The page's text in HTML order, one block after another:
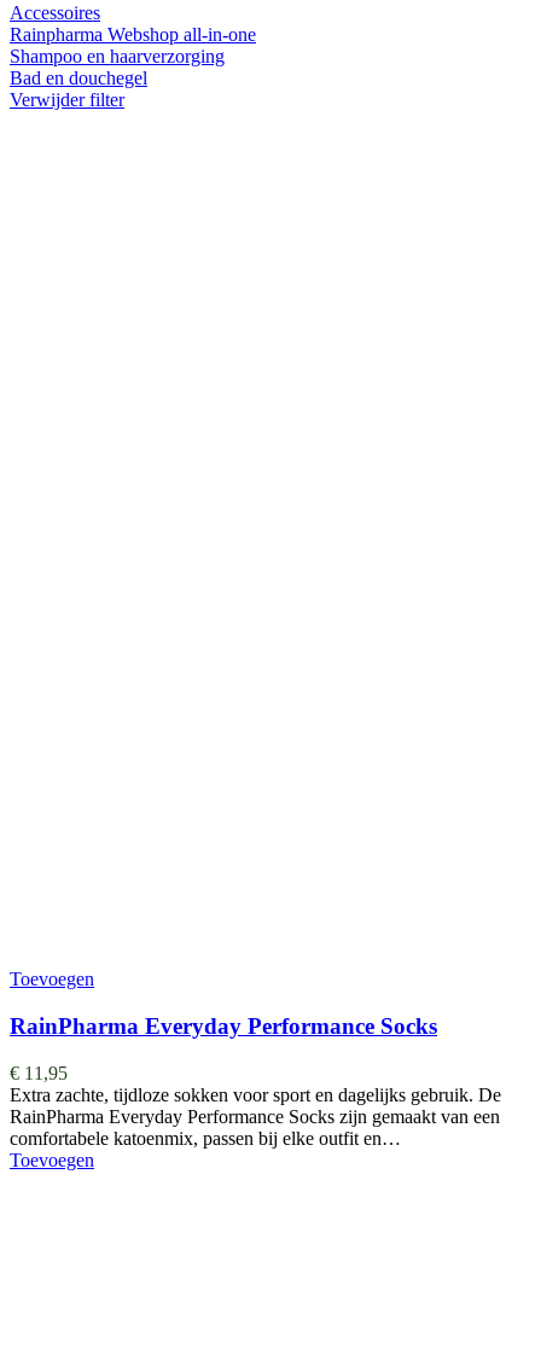
Accessoires
Rainpharma Webshop all-in-one
Shampoo en haarverzorging
Bad en douchegel
Verwijder filter
Toevoegen
RainPharma Everyday Performance Socks
€ 11,95
Extra zachte, tijdloze sokken voor sport en dagelijks gebruik. De
RainPharma Everyday Performance Socks zijn gemaakt van een
comfortabele katoenmix, passen bij elke outfit en…
Toevoegen